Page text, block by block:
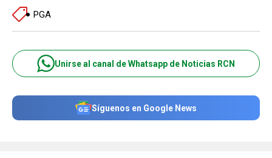
PGA
Unirse al canal de Whatsapp de Noticias RCN
Síguenos en Google News